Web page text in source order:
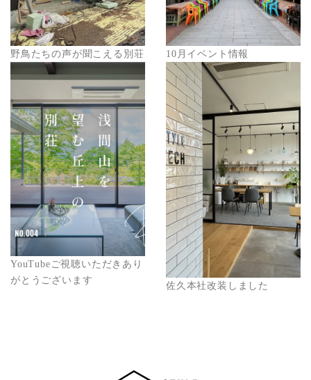
野鳥たちの声が聞こえる別荘 10月イベント情報
YouTubeご視聴いただきあり
がとうございます
佐久本社改装しました